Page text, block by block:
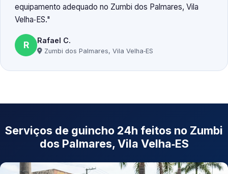
equipamento adequado no Zumbi dos Palmares, Vila
Velha‑ES.
R Rafael C.
Zumbi dos Palmares, Vila Velha‑ES
Serviços de guincho 24h feitos no Zumbi
dos Palmares, Vila Velha‑ES